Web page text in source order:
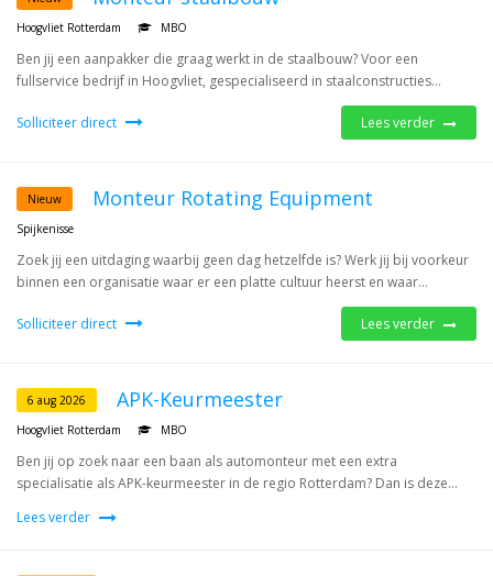
Hoogvliet Rotterdam MBO
Ben jij een aanpakker die graag werkt in de staalbouw? Voor een
fullservice bedrijf in Hoogvliet, gespecialiseerd in staalconstructies...
Solliciteer direct Lees verder
Nieuw Monteur Rotating Equipment
Spijkenisse
Zoek jij een uitdaging waarbij geen dag hetzelfde is? Werk jij bij voorkeur
binnen een organisatie waar er een platte cultuur heerst en waar...
Solliciteer direct Lees verder
6 aug 2026 APK-Keurmeester
Hoogvliet Rotterdam MBO
Ben jij op zoek naar een baan als automonteur met een extra
specialisatie als APK-keurmeester in de regio Rotterdam? Dan is deze...
Lees verder